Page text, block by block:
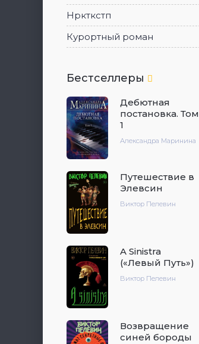
Нркткстп
Курортный роман
Бестселлеры
Дебютная
постановка. Том
1
Александра Маринина
Путешествие в
Элевсин
Виктор Пелевин
A Sinistra
(«Левый Путь»)
Виктор Пелевин
Возвращение
синей бороды